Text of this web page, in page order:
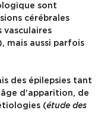
sont
cérébrales
vasculaires
mais aussi parfois
des épilepsies tant
d’apparition, de
(étude des